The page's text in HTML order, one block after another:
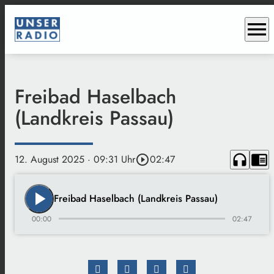
menu
Freibad Haselbach
(Landkreis Passau)
12. August 2025 · 09:31 Uhrplay_circle_outline02:47 headphones chrome_reader_mode
play_arrow Freibad Haselbach (Landkreis Passau)
00:00 02:47